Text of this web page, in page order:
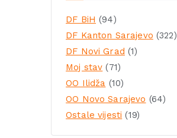
DF BiH (94)
DF Kanton Sarajevo (322)
DF Novi Grad (1)
Moj stav (71)
OO Ilidža (10)
OO Novo Sarajevo (64)
Ostale vijesti (19)